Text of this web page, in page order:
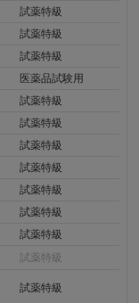
試薬特級
試薬特級
試薬特級
医薬品試験用
試薬特級
試薬特級
試薬特級
試薬特級
試薬特級
試薬特級
試薬特級
試薬特級
試薬特級